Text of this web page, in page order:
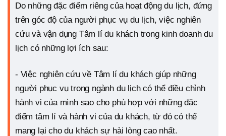
Do những đặc điểm riêng của hoạt động du lịch, đứng
trên góc độ của người phục vụ du lịch, việc nghiên
cứu và vận dụng Tâm lí du khách trong kinh doanh du
lịch có những lợi ích sau:
- Việc nghiên cứu về Tâm lí du khách giúp những
người phục vụ trong ngành du lịch có thể điều chỉnh
hành vi của mình sao cho phù hợp với những đặc
điểm tâm lí và hành vi của du khách, từ đó có thể
mang lại cho du khách sự hài lòng cao nhất.